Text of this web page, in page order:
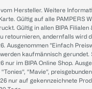
Hersteller. Weitere
Gültig auf alle PAMPERS
Gültig in allen BIPA
retournieren, andernfalls wird
Ausgenommen "Einfach
kaufmännisch
nur im BIPA Online Shop.
“Tonies“, “Mavie“,
nur auf gekennzeichnete